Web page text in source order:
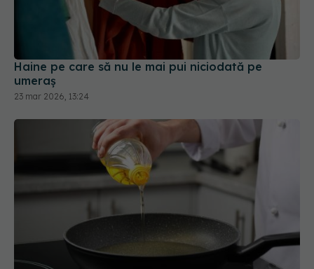
Haine pe care să nu le mai pui niciodată pe
umeraș
23 mar 2026, 13:24